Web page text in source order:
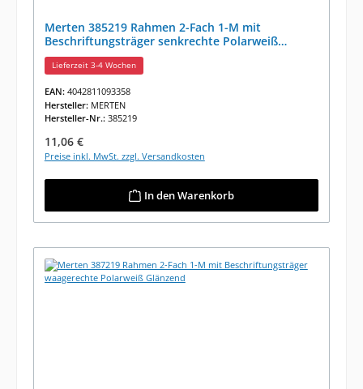
Merten 385219 Rahmen 2-Fach 1-M mit
Beschriftungsträger senkrechte Polarweiß
Glänzend
Lieferzeit 3-4 Wochen
EAN: 4042811093358
Hersteller: MERTEN
Hersteller-Nr.: 385219
Regulärer Preis:
11,06 €
Preise inkl. MwSt. zzgl. Versandkosten
In den Warenkorb